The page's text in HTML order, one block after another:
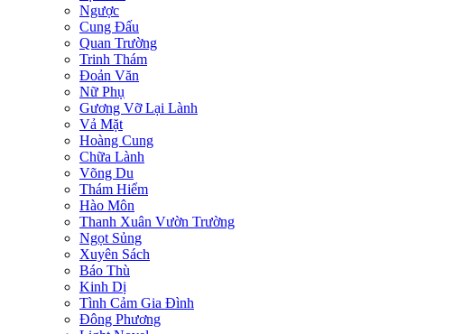
Ngược
Cung Đấu
Quan Trường
Trinh Thám
Đoản Văn
Nữ Phụ
Gương Vỡ Lại Lành
Vả Mặt
Hoàng Cung
Chữa Lành
Võng Du
Thám Hiểm
Hào Môn
Thanh Xuân Vườn Trường
Ngọt Sủng
Xuyên Sách
Báo Thù
Kinh Dị
Tình Cảm Gia Đình
Đông Phương